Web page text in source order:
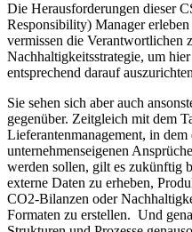
Die Herausforderungen dieser
Responsibility) Manager
vermissen die Verantwortlichen
Nachhaltigkeitsstrategie, um
entsprechend darauf
Sie sehen sich aber auch
gegenüber. Zeitgleich mit dem
Lieferantenmanagement, in
unternehmenseigenen
werden sollen, gilt es zukünftig
externe Daten zu erheben,
CO2-Bilanzen oder
Formaten zu erstellen. Und